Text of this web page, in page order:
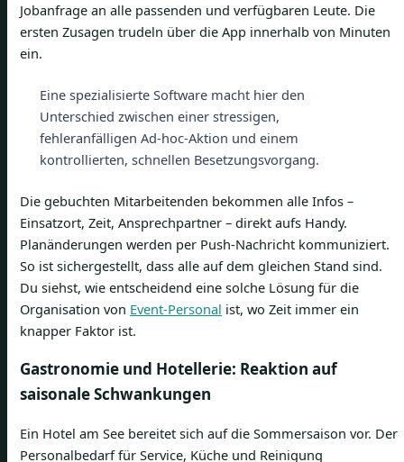
Jobanfrage an alle passenden und verfügbaren Leute. Die
ersten Zusagen trudeln über die App innerhalb von Minuten
ein.
Eine spezialisierte Software macht hier den
Unterschied zwischen einer stressigen,
fehleranfälligen Ad-hoc-Aktion und einem
kontrollierten, schnellen Besetzungsvorgang.
Die gebuchten Mitarbeitenden bekommen alle Infos –
Einsatzort, Zeit, Ansprechpartner – direkt aufs Handy.
Planänderungen werden per Push-Nachricht kommuniziert.
So ist sichergestellt, dass alle auf dem gleichen Stand sind.
Du siehst, wie entscheidend eine solche Lösung für die
Organisation von Event-Personal ist, wo Zeit immer ein
knapper Faktor ist.
Gastronomie und Hotellerie: Reaktion auf
saisonale Schwankungen
Ein Hotel am See bereitet sich auf die Sommersaison vor. Der
Personalbedarf für Service, Küche und Reinigung